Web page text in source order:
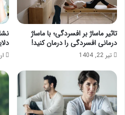
تاثیر ماساژ بر افسردگی؛ با ماساژ
درمانی افسردگی را درمان کنید!
تیر 22, 1404